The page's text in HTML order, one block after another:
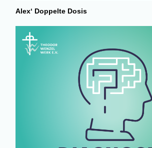
Alex‘ Doppelte Dosis